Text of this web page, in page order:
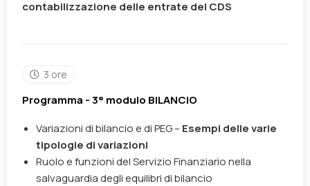
contabilizzazione delle entrate del CDS
3 ore
Programma - 3° modulo BILANCIO
Variazioni di bilancio e di PEG –Esempi delle varie
tipologie di variazioni
Ruolo e funzioni del Servizio Finanziario nella
salvaguardia degli equilibri di bilancio